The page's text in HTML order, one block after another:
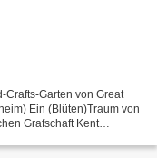
Crafts-Garten von Great
Ein (Blüten)Traum von
Grafschaft Kent